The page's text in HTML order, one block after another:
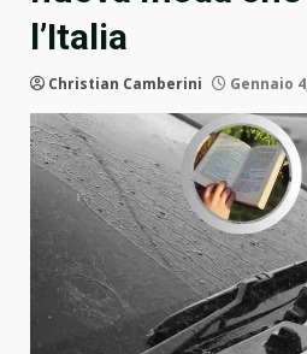
l’Italia
Christian Camberini Gennaio